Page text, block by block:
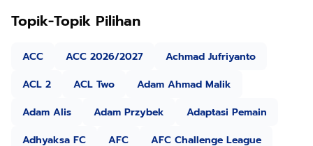
Topik-Topik Pilihan
ACC ACC 2026/2027
Achmad Jufriyanto
ACL 2
ACL Two
Adam Ahmad Malik
Adam Alis
Adam Przybek
Adaptasi Pemain
Adhyaksa FC
AFC
AFC Challenge League